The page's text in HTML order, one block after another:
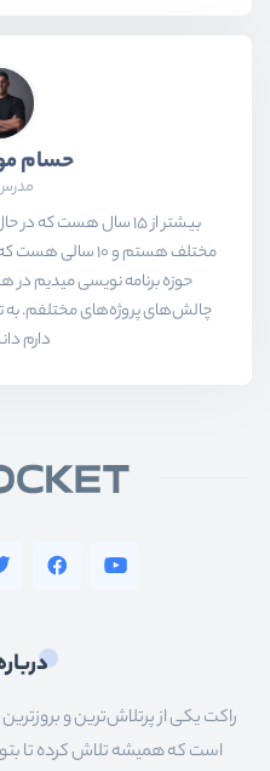
حسام
بیشتر از ۱۵ سال هست که
مختلف هستم و ۱۰
حوزه برنامه نویسی میدیم
چالش‌های پروژه‌های مختلفم.
دارم
راکت یکی از پرتلاش‌ترین و
است که همیشه تلاش کرده تا